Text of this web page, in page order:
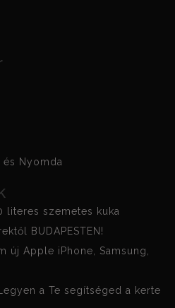
Nyomda
literes szemetes kuka
BUDAPESTEN!
új Apple iPhone, Samsung,
a Te segítséged a kerte